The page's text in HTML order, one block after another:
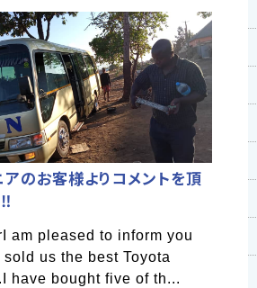
のお客様よりコメントを頂
am pleased to inform you
sold us the best Toyota
have bought five of th...